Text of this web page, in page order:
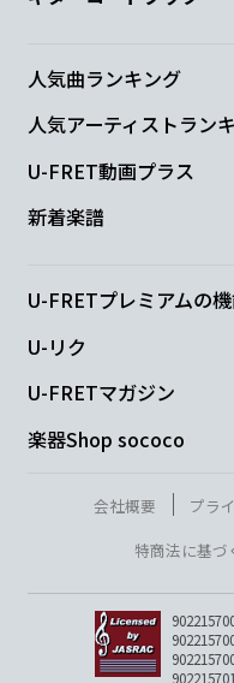
人気曲ランキング
人気アーティストラン
U-FRET動画プラス
新着楽譜
U-FRETプレミアムの
U-リク
U-FRETマガジン
楽器Shop sococo
会社概要 プラ
特商法に基づ